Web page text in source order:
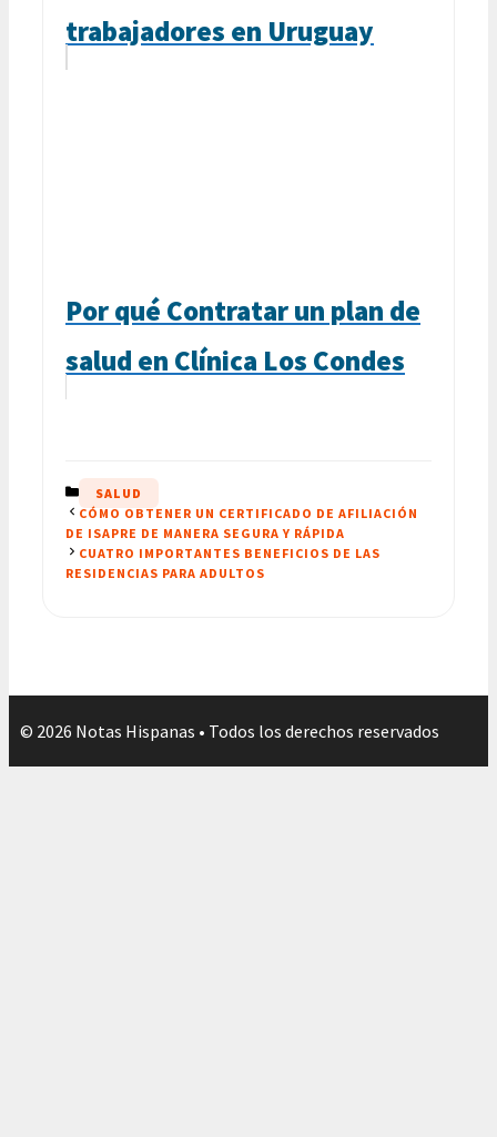
trabajadores en Uruguay
Por qué Contratar un plan de
salud en Clínica Los Condes
CATEGORÍAS
SALUD
CÓMO OBTENER UN CERTIFICADO DE AFILIACIÓN
DE ISAPRE DE MANERA SEGURA Y RÁPIDA
CUATRO IMPORTANTES BENEFICIOS DE LAS
RESIDENCIAS PARA ADULTOS
© 2026 Notas Hispanas • Todos los derechos reservados